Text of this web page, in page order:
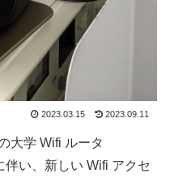
2023.03.15 2023.09.11
大学 Wifi ルータ
伴い、新しい Wifi アクセ